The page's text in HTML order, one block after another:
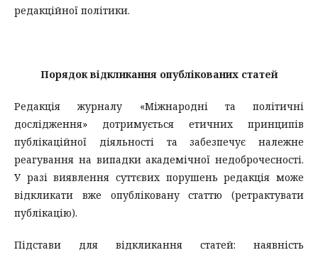
редакційної політики.
Порядок відкликання опублікованих статей
Редакція журналу «Міжнародні та політичні
дослідження» дотримується етичних принципів
публікаційної діяльності та забезпечує належне
реагування на випадки академічної недоброчесності.
У разі виявлення суттєвих порушень редакція може
відкликати вже опубліковану статтю (ретрактувати
публікацію).
Підстави для відкликання статей: наявність